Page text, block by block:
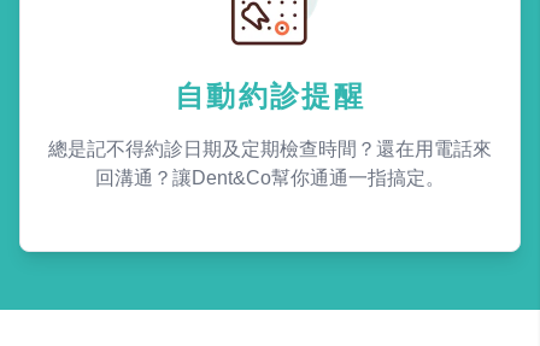
自動約診提醒
總是記不得約診日期及定期檢查時間？還在用電話來
回溝通？讓Dent&Co幫你通通一指搞定。